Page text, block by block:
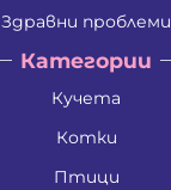
Здравни проблеми
Категории
Кучета
Котки
Птици